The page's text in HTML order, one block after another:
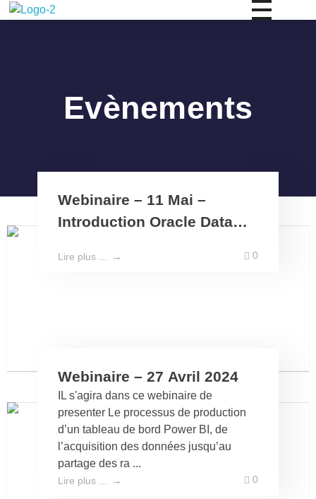
Evènements
Webinaire – 11 Mai –
Introduction Oracle Data
Lire plus ... 0
Webinaire – 27 Avril 2024
IL s'agira dans ce webinaire de
presenter Le processus de production
d’un tableau de bord Power BI, de
l’acquisition des données jusqu’au
partage des ra ...
Lire plus ... 0